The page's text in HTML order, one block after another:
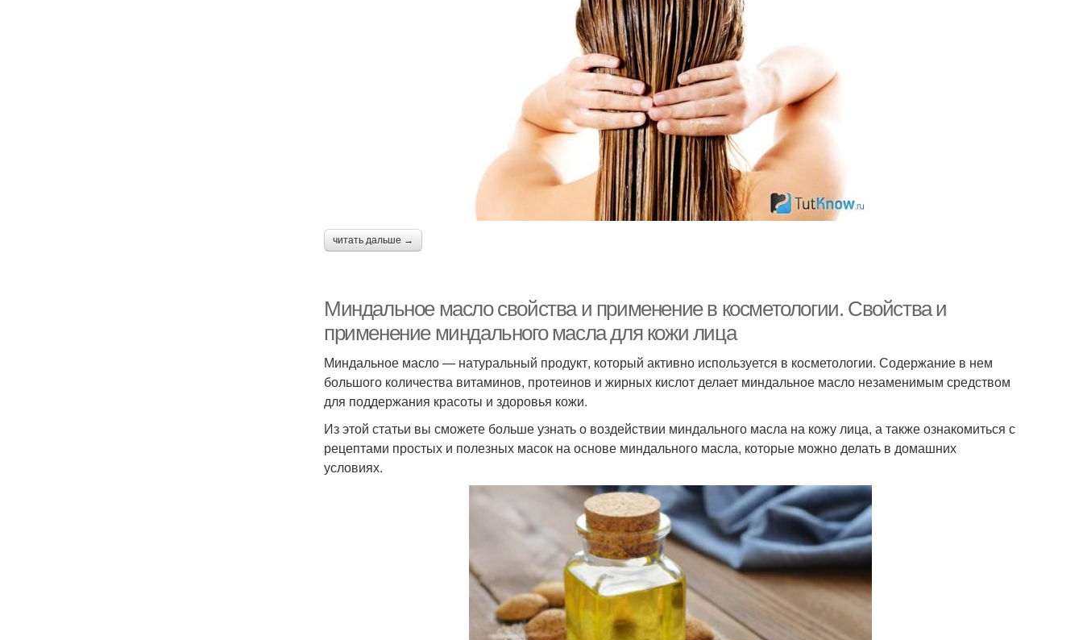
читать дальше →
Миндальное масло свойства и применение в косметологии. Свойства и
применение миндального масла для кожи лица
Миндальное масло — натуральный продукт, который активно используется в косметологии. Содержание в нем
большого количества витаминов, протеинов и жирных кислот делает миндальное масло незаменимым средством
для поддержания красоты и здоровья кожи.
Из этой статьи вы сможете больше узнать о воздействии миндального масла на кожу лица, а также ознакомиться с
рецептами простых и полезных масок на основе миндального масла, которые можно делать в домашних
условиях.